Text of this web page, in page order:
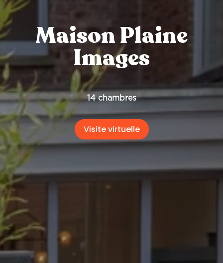
Maison Plaine
Images
14 chambres
Visite virtuelle